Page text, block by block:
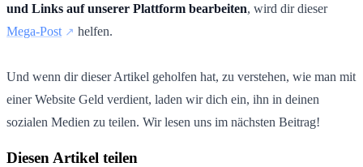
und Links auf unserer Plattform bearbeiten, wird dir dieser
Mega-Post
helfen.
Und wenn dir dieser Artikel geholfen hat, zu verstehen, wie man mit
einer Website Geld verdient, laden wir dich ein, ihn in deinen
sozialen Medien zu teilen. Wir lesen uns im nächsten Beitrag!
Diesen Artikel teilen